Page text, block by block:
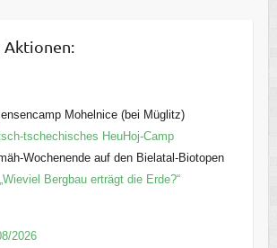
Aktionen:
Mohelnice (bei Müglitz)
tschechisches HeuHoj-Camp
Wochenende auf den Bielatal-Biotopen
Bergbau erträgt die Erde?“
2026